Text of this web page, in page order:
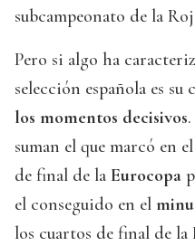
subcampeonato de la
Pero si algo ha
selección española es su
los momentos decisivos
suman el que marcó en el
de final de la Eurocopa
el conseguido en el
los cuartos de final de la